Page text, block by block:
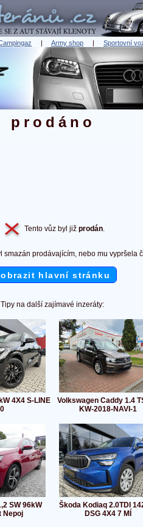
| Army shop | Sportovní
prodáno
Tento vůz byl již prodán.
smazán prodávajícím, nebo mu vypršela
hlavní stránku
Tipy na další zajímavé inzeráty:
4X4 S-LINE
Volkswagen Caddy 1.4
KW-2018-NAVI-1
SW 96kW
Nepoj
Škoda Kodiaq 2.0TDI
DSG 4X4 7 MÍ